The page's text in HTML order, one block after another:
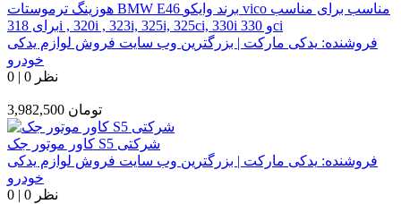
هوزینگ ترموستات BMW E46 برند وایکو vico مناسب برای مناسب
برای 318i , 320i , 323i, 325i, 325ci, 330i و 330ci
فروشنده: یدکی مارکت | بزرگترین وب سایت فروش لوازم یدکی
خودرو
0 | 0 نظر
3,982,500 تومان
کاور موتور جک S5 شرکتی
فروشنده: یدکی مارکت | بزرگترین وب سایت فروش لوازم یدکی
خودرو
0 | 0 نظر